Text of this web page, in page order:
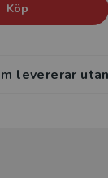
Köp
levererar